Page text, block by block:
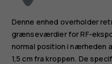
Denne enhed overholder
grænseværdier for RF-
normal position i nærheden
1,5 cm fra kroppen. De